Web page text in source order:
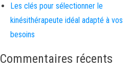
Les clés pour sélectionner le
kinésithérapeute idéal adapté à vos
besoins
Commentaires récents